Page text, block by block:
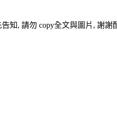
知, 請勿 copy全文與圖片, 謝謝